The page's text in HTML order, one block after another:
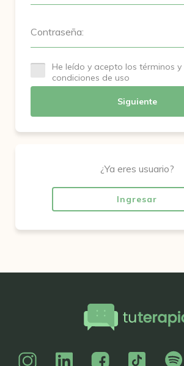
Contraseña:
He leído y acepto los términos y
condiciones de uso
Siguiente
¿Ya eres usuario?
Ingresar